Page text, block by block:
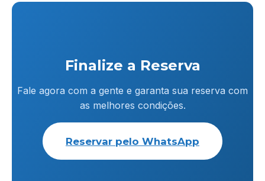
Finalize a Reserva
Fale agora com a gente e garanta sua reserva com
as melhores condições.
Reservar pelo WhatsApp